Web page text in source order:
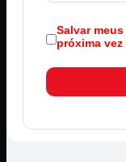
Salvar
próxima